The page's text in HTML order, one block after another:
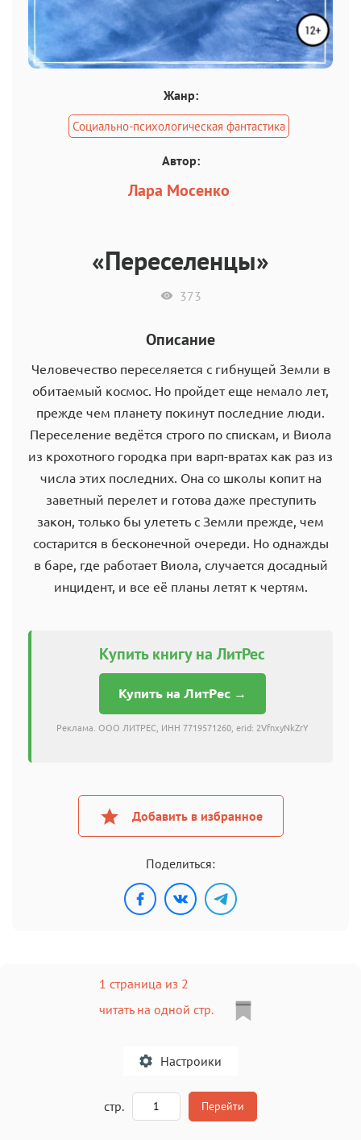
Жанр:
Социально-психологическая фантастика
Автор:
Лара Мосенко
«Переселенцы»
373
Описание
Человечество переселяется с гибнущей Земли в
обитаемый космос. Но пройдет еще немало лет,
прежде чем планету покинут последние люди.
Переселение ведётся строго по спискам, и Виола
из крохотного городка при варп-вратах как раз из
числа этих последних. Она со школы копит на
заветный перелет и готова даже преступить
закон, только бы улететь с Земли прежде, чем
состарится в бесконечной очереди. Но однажды
в баре, где работает Виола, случается досадный
инцидент, и все её планы летят к чертям.
Купить книгу на ЛитРес
Купить на ЛитРес →
Реклама. ООО ЛИТРЕС, ИНН 7719571260, erid: 2VfnxyNkZrY
Добавить в избранное
Поделиться:
1 страница из 2
читать на одной стр.
Настроики
стр. Перейти